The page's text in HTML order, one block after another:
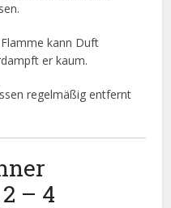
kann Duft
er kaum.
regelmäßig entfernt
– 4